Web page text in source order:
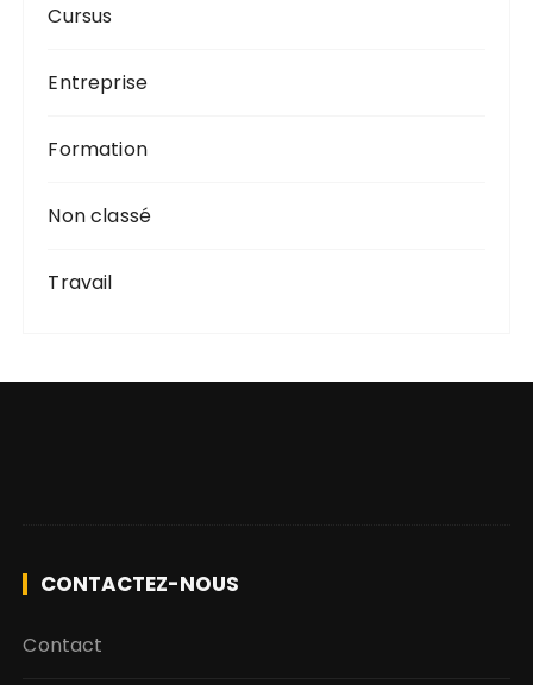
Cursus
Entreprise
Formation
Non classé
Travail
CONTACTEZ-NOUS
Contact